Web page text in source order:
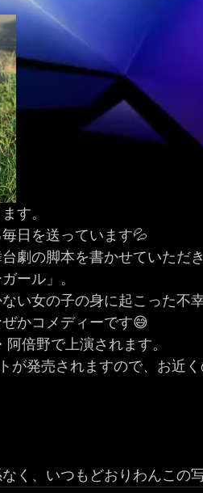
す。
日を送っています💦
劇の脚本を書かせていただき
ール」。
い女の子の身に起こった不
かコメディーです😅
倍野で上演されます。
が発売されますので、お近
く、いつもどおりわんこの